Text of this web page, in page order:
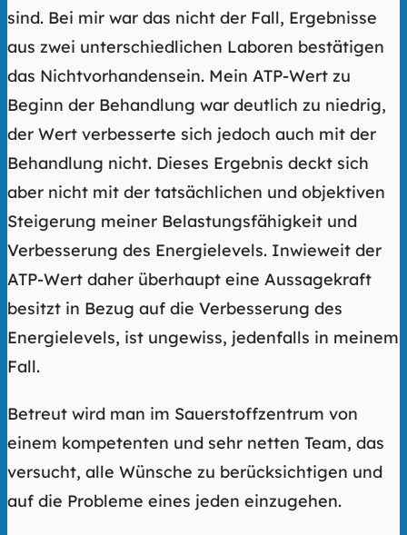
sind. Bei mir war das nicht der Fall, Ergebnisse
aus zwei unterschiedlichen Laboren bestätigen
das Nichtvorhandensein. Mein ATP-Wert zu
Beginn der Behandlung war deutlich zu niedrig,
der Wert verbesserte sich jedoch auch mit der
Behandlung nicht. Dieses Ergebnis deckt sich
aber nicht mit der tatsächlichen und objektiven
Steigerung meiner Belastungsfähigkeit und
Verbesserung des Energielevels. Inwieweit der
ATP-Wert daher überhaupt eine Aussagekraft
besitzt in Bezug auf die Verbesserung des
Energielevels, ist ungewiss, jedenfalls in meinem
Fall.
Betreut wird man im Sauerstoffzentrum von
einem kompetenten und sehr netten Team, das
versucht, alle Wünsche zu berücksichtigen und
auf die Probleme eines jeden einzugehen.